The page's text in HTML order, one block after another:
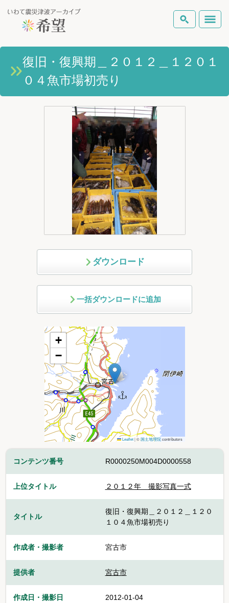
いわて震災津波アーカイブとは
岩手県の被害状況
ピックアップコンテンツ
Foreign Laguage
検索
復旧・復興期＿２０１２＿１２０１
０４魚市場初売り
ダウンロード
一括ダウンロードに追加
+
−
Leaflet |©国土地理院contributors
コンテンツ番号 R0000250M004D0000558
上位タイトル ２０１２年 撮影写真一式
タイトル
復旧・復興期＿２０１２＿１２０
１０４魚市場初売り
作成者・撮影者 宮古市
提供者 宮古市
作成日・撮影日 2012-01-04